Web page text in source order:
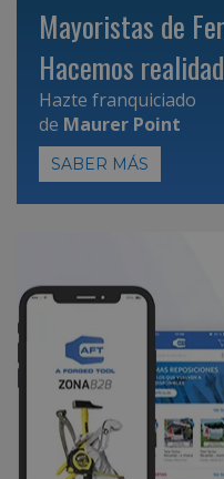
Mayoristas de
Hacemos
Hazte franquiciado
de Maurer Point
SABER MÁS